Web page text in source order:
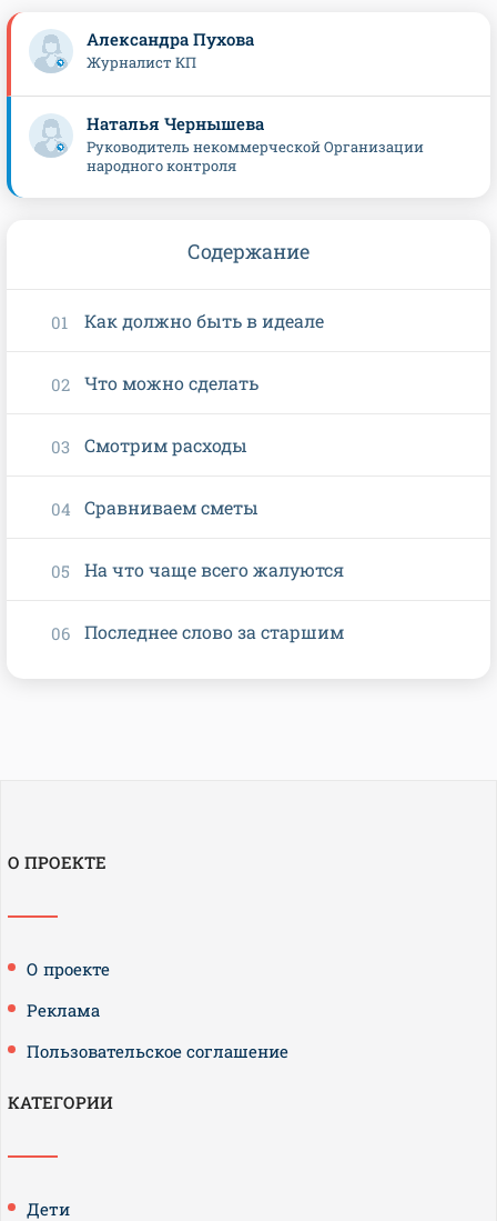
Александра Пухова
Журналист КП
Наталья Чернышева
Руководитель некоммерческой Организации
народного контроля
Содержание
Как должно быть в идеале
Что можно сделать
Смотрим расходы
Сравниваем сметы
На что чаще всего жалуются
Последнее слово за старшим
О ПРОЕКТЕ
О проекте
Реклама
Пользовательское соглашение
КАТЕГОРИИ
Дети